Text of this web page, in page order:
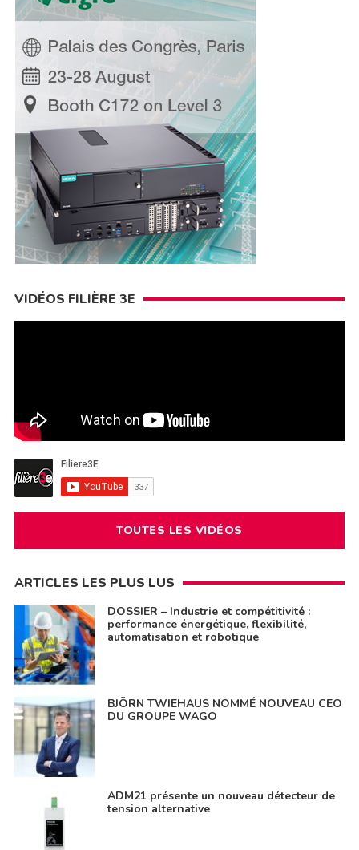
VIDÉOS FILIÈRE 3E
TOUTES LES VIDÉOS
ARTICLES LES PLUS LUS
DOSSIER – Industrie et compétitivité :
performance énergétique, flexibilité,
automatisation et robotique
BJÖRN TWIEHAUS NOMMÉ NOUVEAU CEO
DU GROUPE WAGO
ADM21 présente un nouveau détecteur de
tension alternative